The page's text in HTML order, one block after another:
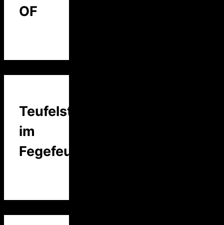
OF
Teufelstalk
im
Fegefeuer